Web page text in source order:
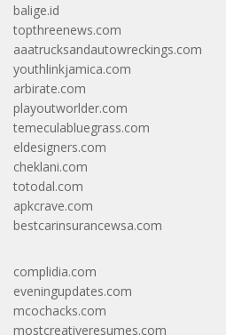
balige.id
topthreenews.com
aaatrucksandautowreckings.com
youthlinkjamica.com
arbirate.com
playoutworlder.com
temeculabluegrass.com
eldesigners.com
cheklani.com
totodal.com
apkcrave.com
bestcarinsurancewsa.com
complidia.com
eveningupdates.com
mcochacks.com
mostcreativeresumes.com